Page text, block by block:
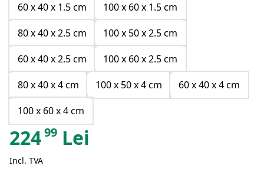
60 x 40 x 1.5 cm
100 x 60 x 1.5 cm
80 x 40 x 2.5 cm
100 x 50 x 2.5 cm
60 x 40 x 2.5 cm
100 x 60 x 2.5 cm
80 x 40 x 4 cm
100 x 50 x 4 cm
60 x 40 x 4 cm
100 x 60 x 4 cm
22499 Lei
Incl. TVA